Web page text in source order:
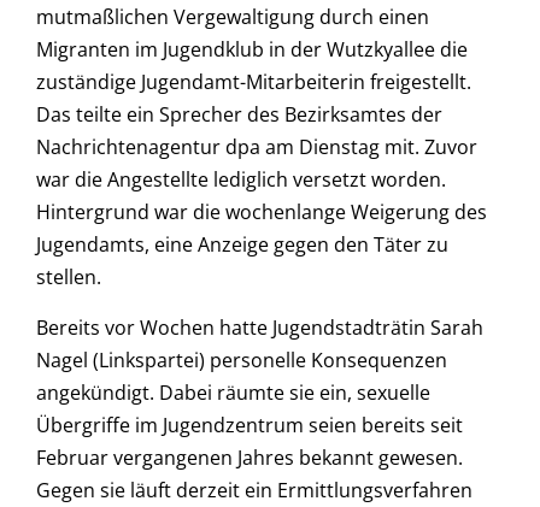
mutmaßlichen Vergewaltigung durch einen
Migranten im Jugendklub in der Wutzkyallee die
zuständige Jugendamt-Mitarbeiterin freigestellt.
Das teilte ein Sprecher des Bezirksamtes der
Nachrichtenagentur dpa am Dienstag mit. Zuvor
war die Angestellte lediglich versetzt worden.
Hintergrund war die wochenlange Weigerung des
Jugendamts, eine Anzeige gegen den Täter zu
stellen.
Bereits vor Wochen hatte Jugendstadträtin Sarah
Nagel (Linkspartei) personelle Konsequenzen
angekündigt. Dabei räumte sie ein, sexuelle
Übergriffe im Jugendzentrum seien bereits seit
Februar vergangenen Jahres bekannt gewesen.
Gegen sie läuft derzeit ein Ermittlungsverfahren